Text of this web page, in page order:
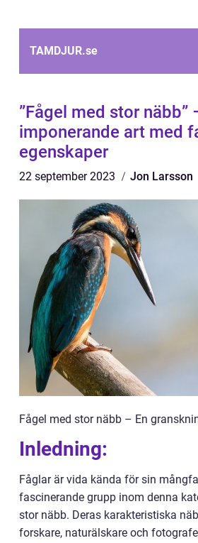
TAMDJUR.se
”Fågel med stor näbb”
imponerande art med
egenskaper
22 september 2023 Jon Larsson
Fågel med stor näbb – En
Inledning:
Fåglar är vida kända för sin
fascinerande grupp inom denna
stor näbb. Deras karakteristiska
forskare, naturälskare och